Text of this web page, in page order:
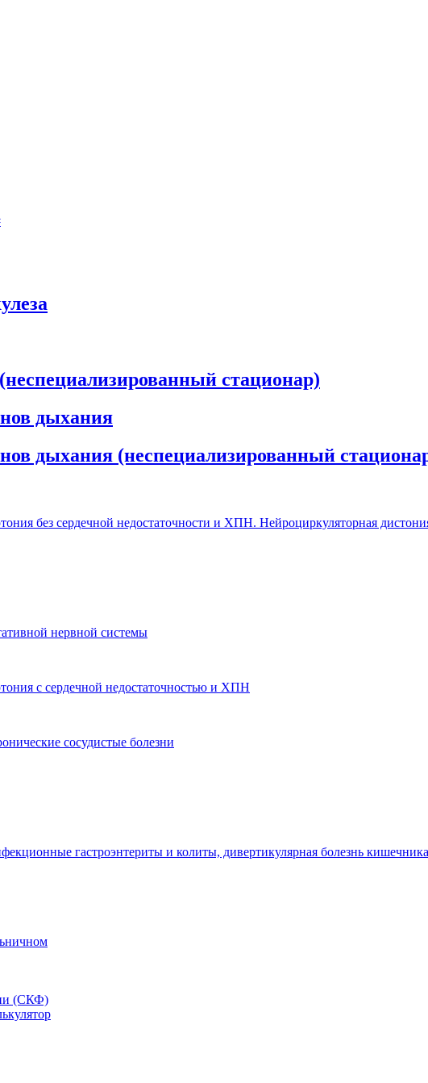
стационар)
дыхания
дыхания (неспециализированный
без сердечной недостаточности и ХПН. Нейроциркуляторная
нервной системы
с сердечной недостаточностью и ХПН
сосудистые болезни
гастроэнтериты и колиты, дивертикулярная болезнь кишечника
(СКФ)